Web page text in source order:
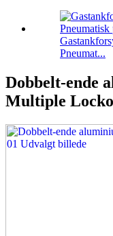
Pneumat...
Dobbelt-ende
Multiple